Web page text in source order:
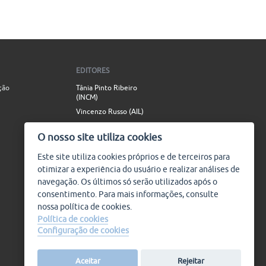
EDITORES
Tânia Pinto Ribeiro
(INCM)
Vincenzo Russo (AIL)
info@plataforma9.com
GESTÃO DE CONTEÚDOS
Ideia
SIGA-NOS
O nosso site utiliza cookies
Este site utilizacookies próprios e de terceiros para
otimizar a experiência do usuário e realizar análises de
navegação. Os últimos só serão utilizados após o
consentimento. Para mais informações, consulte
nossa política decookies
Política de cookies
Configuração de cookies
Aceitar Rejeitar